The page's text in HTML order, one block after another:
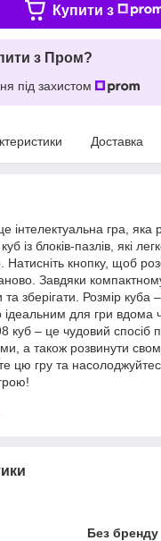
Купити з
з Пром?
під захистом
Доставка
інтелектуальна гра, яка
із блоків-пазлів, які
кнопку, щоб
Завдяки
та зберігати. Розмір
для гри вдома
куб – це чудовий спосіб
а також розвинути
цю гру та
Без бренду